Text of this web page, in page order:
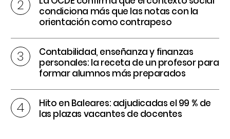
condiciona más que las notas con la
orientación como contrapeso
Contabilidad, enseñanza y finanzas
personales: la receta de un profesor para
formar alumnos más preparados
Hito en Baleares: adjudicadas el 99 % de
las plazas vacantes de docentes